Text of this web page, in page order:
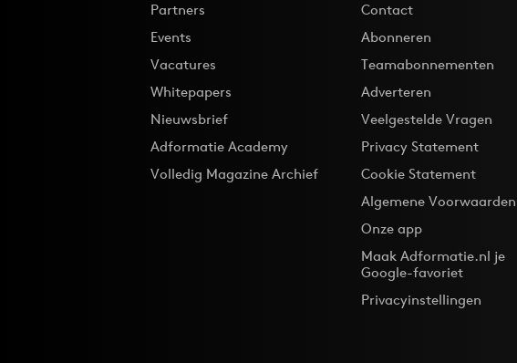
Partners
Events
Vacatures
Whitepapers
Nieuwsbrief
Adformatie Academy
Volledig Magazine Archief
Contact
Abonneren
Teamabonnementen
Adverteren
Veelgestelde Vragen
Privacy Statement
Cookie Statement
Algemene Voorwaarden
Onze app
Maak Adformatie.nl je
Google-favoriet
Privacyinstellingen